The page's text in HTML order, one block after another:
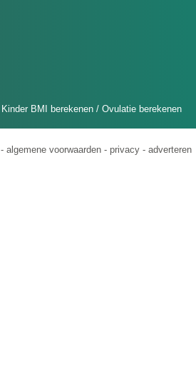
Kinder BMI berekenen / Ovulatie berekenen
- algemene voorwaarden - privacy - adverteren